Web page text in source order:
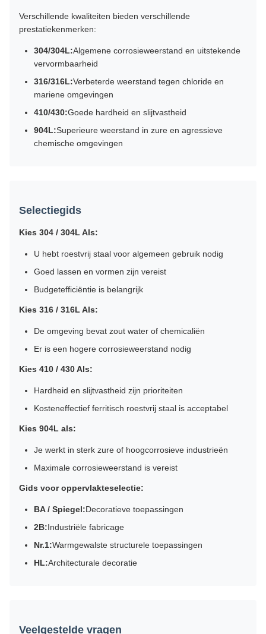
Verschillende kwaliteiten bieden verschillende
prestatiekenmerken:
304/304L:Algemene corrosieweerstand en uitstekende
vervormbaarheid
316/316L:Verbeterde weerstand tegen chloride en
mariene omgevingen
410/430:Goede hardheid en slijtvastheid
904L:Superieure weerstand in zure en agressieve
chemische omgevingen
Selectiegids
Kies 304 / 304L Als:
U hebt roestvrij staal voor algemeen gebruik nodig
Goed lassen en vormen zijn vereist
Budgetefficiëntie is belangrijk
Kies 316 / 316L Als:
De omgeving bevat zout water of chemicaliën
Er is een hogere corrosieweerstand nodig
Kies 410 / 430 Als:
Hardheid en slijtvastheid zijn prioriteiten
Kosteneffectief ferritisch roestvrij staal is acceptabel
Kies 904L als:
Je werkt in sterk zure of hoogcorrosieve industrieën
Maximale corrosieweerstand is vereist
Gids voor oppervlakteselectie:
BA / Spiegel:Decoratieve toepassingen
2B:Industriële fabricage
Nr.1:Warmgewalste structurele toepassingen
HL:Architecturale decoratie
Veelgestelde vragen